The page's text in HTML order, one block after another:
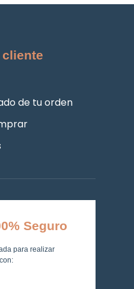
cliente
de tu orden
Seguro
para realizar